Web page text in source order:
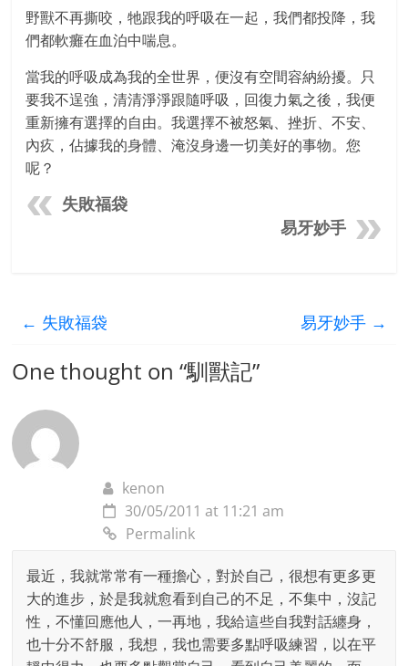
野獸不再撕咬，牠跟我的呼吸在一起，我們都投降，我
們都軟癱在血泊中喘息。
當我的呼吸成為我的全世界，便沒有空間容納紛擾。只
要我不逞強，清清淨淨跟隨呼吸，回復力氣之後，我便
重新擁有選擇的自由。我選擇不被怒氣、挫折、不安、
內疚，佔據我的身體、淹沒身邊一切美好的事物。您
呢？
失敗福袋
易牙妙手
← 失敗福袋 易牙妙手 →
One thought on “馴獸記”
kenon
30/05/2011 at 11:21 am
Permalink
最近，我就常常有一種擔心，對於自己，很想有更多更
大的進步，於是我就愈看到自己的不足，不集中，沒記
性，不懂回應他人，一再地，我給這些自我對話纏身，
也十分不舒服，我想，我也需要多點呼吸練習，以在平